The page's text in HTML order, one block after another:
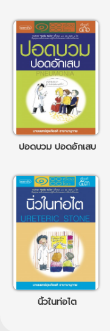
ปอดบวม ปอดอักเสบ
นิ้วในท่อไต